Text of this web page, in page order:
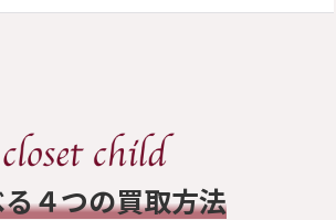
４つの買取方法